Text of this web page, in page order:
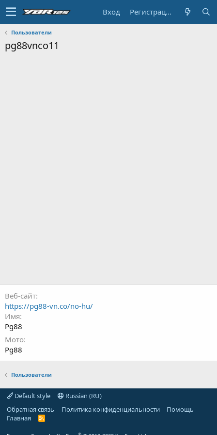
Вход Регистрация
Пользователи
pg88vnco11
Веб-сайт
https://pg88-vn.co/no-hu/
Имя
Pg88
Мото
Pg88
Пользователи
Default style
Russian (RU)
Обратная связь
Политика конфиденциальности
Помощь
Главная
R